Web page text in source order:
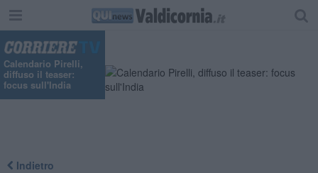
Calendario Pirelli,
diffuso il teaser:
focus sull'India
Indietro